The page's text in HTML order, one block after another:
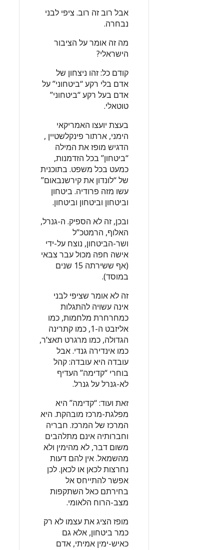
אבל רוב זה רוב. ציפי לבני
נבחרה.
מה זה אומר על הציבור
הישראלי?
קודם כל: זהו ניצחון של
אדם בלי רקע “ביטחוני” על
אדם בעל רקע “ביטחוני”
טוטאלי.
בעצת יועצו האמריקאי
הימני, ארתור פינקלשטיין ,
הדגיש מופז את המילה
“ביטחון” בכל הזדמנות,
כמעט בכל משפט. בתוכנית
של “לונדון את קירשנבאום”
עשו מזה פרודיה. ביטחון
וביטחון וביטחון וביטחון.
ובכן, זה לא הספיק. ה-גנרל,
האלוף, הרמטכ”ל
ושר-הביטחון, נוצח על-ידי
אישה חפה מכול עבר צבאי
(אף ששירתה 15 שנים
במוסד).
זה לא אומר שציפי לבני
אינה עשויה להתגלות
כמחרחרת מלחמות, כמו
אליזבט ה-1, כמו קתרינה
הגדולה, כמו מרגרט תאצ’ר,
כמו אינדירה גנדי. אבל
עובדה היא עובדה: קהל
בוחרי “קדימה” העדיף
לא-גנרל על גנרל.
זאת ועוד: “קדימה” היא
מפלגת-מרכז מובהקת. היא
המרכז של המרכז. חבריה
וחברותיה אינם מתלהבים
משום דבר, לא מהימין ולא
מהשמאל. אין להם דעות
נחרצות לכאן או לכאן. לכן
אפשר להתייחס אל
בחירתם כאל השתקפות
מצב-הרוח הלאומי.
מופז הציג את עצמו לא רק
כמר ביטחון, אלא גם
כאיש-ימין אמיתי, אדם